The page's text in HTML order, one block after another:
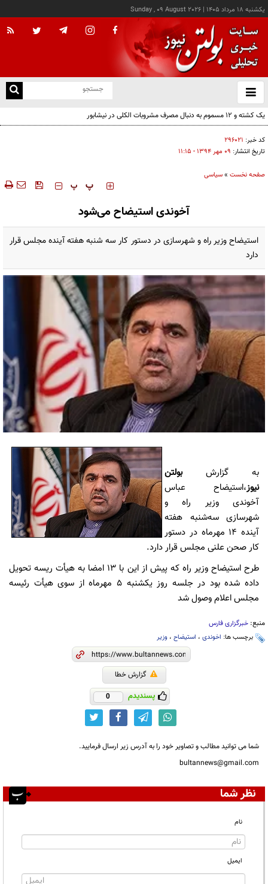
يکشنبه ۱۸ مرداد ۱۴۰۵ |
Sunday , 09 August 2026
باز
و
کد خبر: ۲۹۶۰۲۱
تاریخ انتشار: ۰۹ مهر ۱۳۹۴ - ۱۱:۱۵
صفحه نخست »سیاسی
‍‍‍ پ پ
آخوندی استیضاح می‌شود
استیضاح وزیر راه و شهرسازی در دستور کار سه شنبه هفته آینده مجلس قرار
دارد
به گزارشبولتن
نیوز،استیضاح عباس
آخوندی وزیر راه و
شهرسازی سه‌شنبه هفته
آینده 14 مهرماه در دستور
کار صحن علنی مجلس قرار دارد.
طرح استیضاح وزیر راه که پیش از این با 13 امضا به هیأت ریسه تحویل
داده شده بود در جلسه روز یکشنبه 5 مهرماه از سوی هیأت رئیسه
مجلس اعلام وصول شد
منبع: خبرگزاری فارس
برچسب ها: اخوندی ، استیضاح ، وزیر
گزارش خطا
پسندیدم 0
شما می توانید مطالب و تصاویر خود را به آدرس زیر ارسال فرمایید.
bultannews@gmail.com
نظر شما
نام
ایمیل